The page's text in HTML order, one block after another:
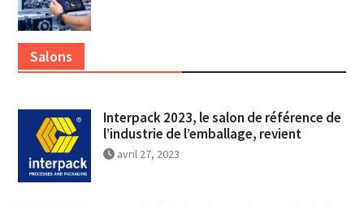
Salons
Interpack 2023, le salon de référence de
l’industrie de l’emballage, revient
avril 27, 2023